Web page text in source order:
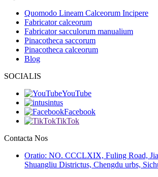
Quomodo Lineam Calceorum Incipere
Fabricator calceorum
Fabricator sacculorum manualium
Pinacotheca saccorum
Pinacotheca calceorum
Blog
SOCIALIS
YouTube
intus
Facebook
TikTok
Contacta Nos
Oratio: NO. CCCLXIX, Fuling Road,
Shuangliu Districtus, Chengdu urbs,